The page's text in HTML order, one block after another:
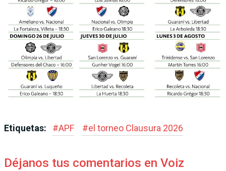
Etiquetas: #APF #el torneo Clausura 2026
Déjanos tus comentarios en Voiz